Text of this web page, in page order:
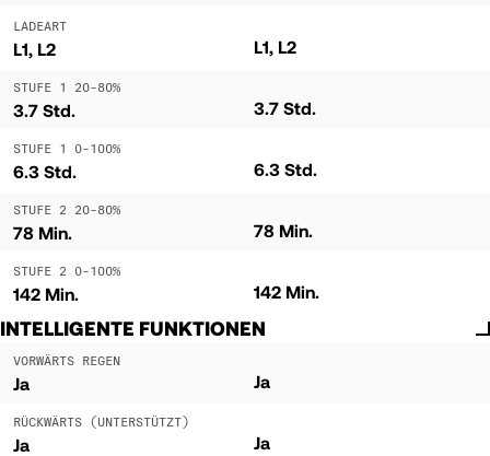
LADEART
L1, L2 L1, L2
STUFE 1 20-80%
3.7 Std. 3.7 Std.
STUFE 1 0-100%
6.3 Std. 6.3 Std.
STUFE 2 20-80%
78 Min. 78 Min.
STUFE 2 0-100%
142 Min. 142 Min.
INTELLIGENTE FUNKTIONEN
VORWÄRTS REGEN
Ja Ja
RÜCKWÄRTS (UNTERSTÜTZT)
Ja Ja